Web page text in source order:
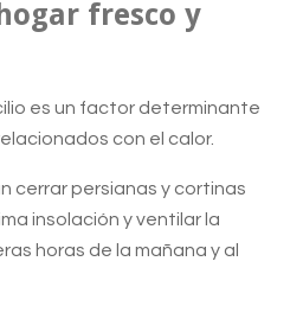
fresco y
es un factor determinante
con el calor.
cerrar persianas y cortinas
insolación y ventilar la
horas de la mañana y al